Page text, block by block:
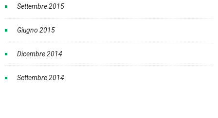
Settembre 2015
Giugno 2015
Dicembre 2014
Settembre 2014